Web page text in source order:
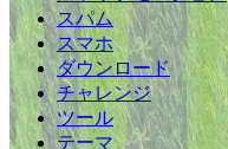
スパム
スマホ
ダウンロード
チャレンジ
ツール
テーマ